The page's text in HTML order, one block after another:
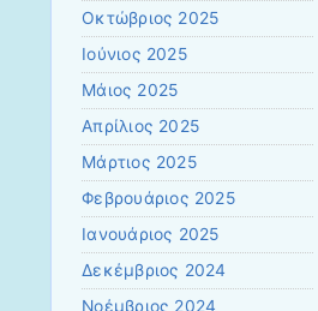
Οκτώβριος 2025
Ιούνιος 2025
Μάιος 2025
Απρίλιος 2025
Μάρτιος 2025
Φεβρουάριος 2025
Ιανουάριος 2025
Δεκέμβριος 2024
Νοέμβριος 2024